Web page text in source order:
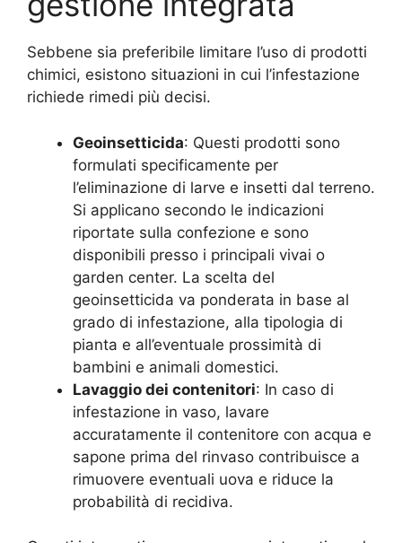
Sebbene sia preferibile limitare l’uso di prodotti
chimici, esistono situazioni in cui l’infestazione
richiede rimedi più decisi.
Geoinsetticida: Questi prodotti sono
formulati specificamente per
l’eliminazione di larve e insetti dal terreno.
Si applicano secondo le indicazioni
riportate sulla confezione e sono
disponibili presso i principali vivai o
garden center. La scelta del
geoinsetticida va ponderata in base al
grado di infestazione, alla tipologia di
pianta e all’eventuale prossimità di
bambini e animali domestici.
Lavaggio dei contenitori: In caso di
infestazione in vaso, lavare
accuratamente il contenitore con acqua e
sapone prima del rinvaso contribuisce a
rimuovere eventuali uova e riduce la
probabilità di recidiva.